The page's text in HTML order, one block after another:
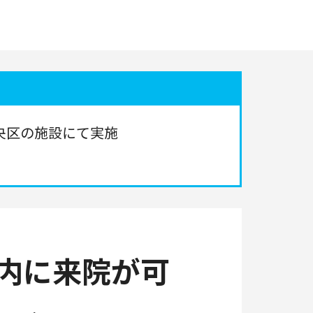
区の施設にて実施
に来院が可